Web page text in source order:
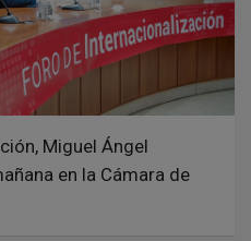
Miguel Ángel
en la Cámara de